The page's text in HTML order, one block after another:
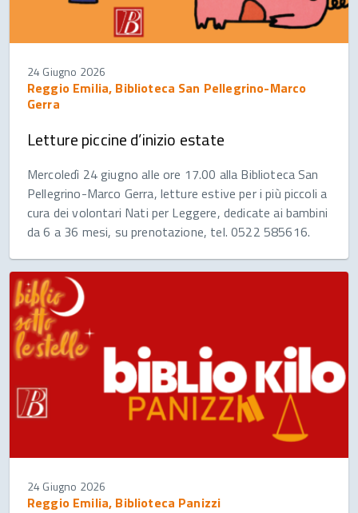
24 Giugno 2026
Reggio Emilia, Biblioteca San Pellegrino-Marco
Gerra
Letture piccine d’inizio estate
Mercoledì 24 giugno alle ore 17.00 alla Biblioteca San
Pellegrino-Marco Gerra, letture estive per i più piccoli a
cura dei volontari Nati per Leggere, dedicate ai bambini
da 6 a 36 mesi, su prenotazione, tel. 0522 585616.
24 Giugno 2026
Reggio Emilia, Biblioteca Panizzi